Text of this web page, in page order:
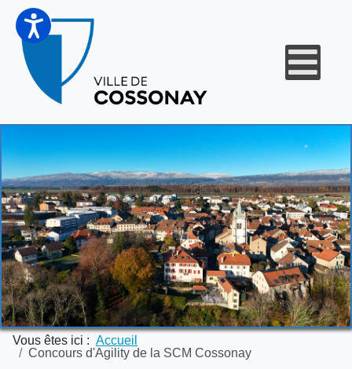
Vous êtes ici : Accueil
Concours d'Agility de la SCM Cossonay